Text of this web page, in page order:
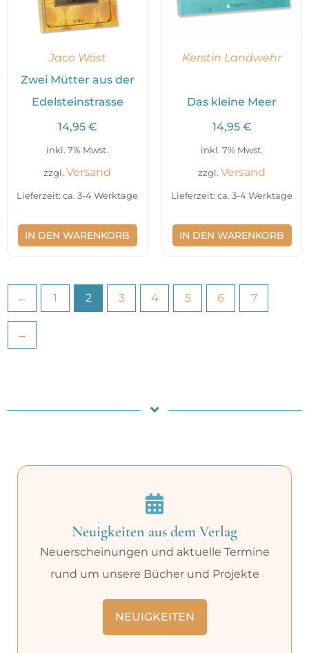
Jaco Wöst
Zwei Mütter aus der
Edelsteinstrasse
14,95 €
inkl. 7% Mwst.
zzgl. Versand
Lieferzeit: ca. 3-4 Werktage
IN DEN WARENKORB
Kerstin Landwehr
Das kleine Meer
14,95 €
inkl. 7% Mwst.
zzgl. Versand
Lieferzeit: ca. 3-4 Werktage
IN DEN WARENKORB
← 1 2 3 4 5 6 7
→
Neuigkeiten aus dem Verlag
Neuerscheinungen und aktuelle Termine
rund um unsere Bücher und Projekte
NEUIGKEITEN